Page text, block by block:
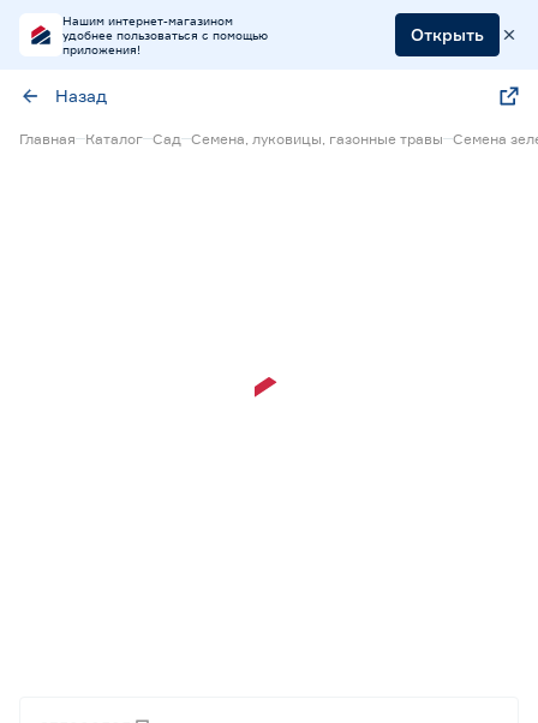
Нашим интернет-магазином
удобнее пользоваться с помощью
приложения!
Открыть
Назад
Главная Каталог Сад Семена, луковицы, газонные травы Семена